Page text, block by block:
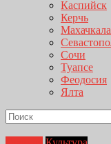
Каспийск
Керчь
Махачкала
Сочи
Туапсе
Феодосия
Ялта